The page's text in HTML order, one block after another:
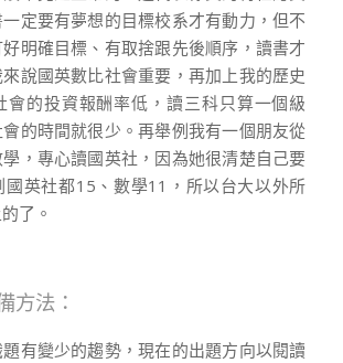
定要有夢想的目標校系才有動力，但不
明確目標、有取捨跟先後順序，讀書才
說國英數比社會重要，再加上我的歷史
會的投資報酬率低，讀三科只算一個級
的時間就很少。再舉例我有一個朋友從
，專心讀國英社，因為她很清楚自己要
國英社都15、數學11，所以台大以外所
了。
方法：
有變少的趨勢，現在的出題方向以閱讀